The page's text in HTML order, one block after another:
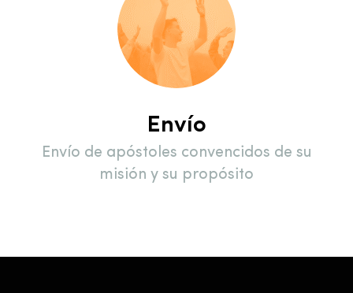
Envío
Envío de apóstoles convencidos de su
misión y su propósito